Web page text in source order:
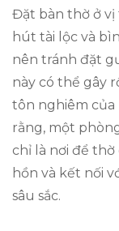
Đặt bàn thờ ở
hút tài lộc và
nên tránh đặt
này có thể gây
tôn nghiêm
rằng, một
chỉ là nơi để
hồn và kết nối
sâu sắc.